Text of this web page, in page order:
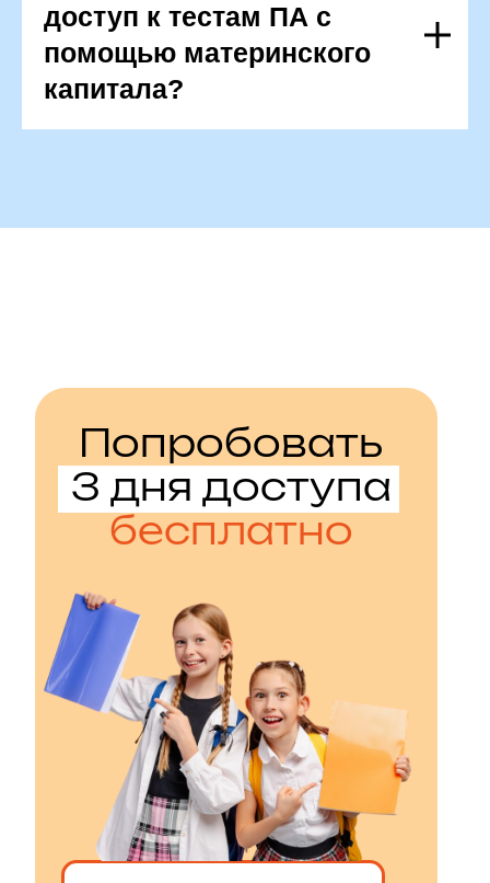
доступ к тестам ПА с
помощью материнского
капитала?